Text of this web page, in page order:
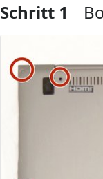
Schritt 1